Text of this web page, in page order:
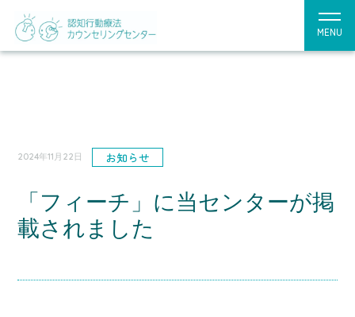
MENU
2024年11月22日 お知らせ
「フィーチ」に当センターが掲
載されました